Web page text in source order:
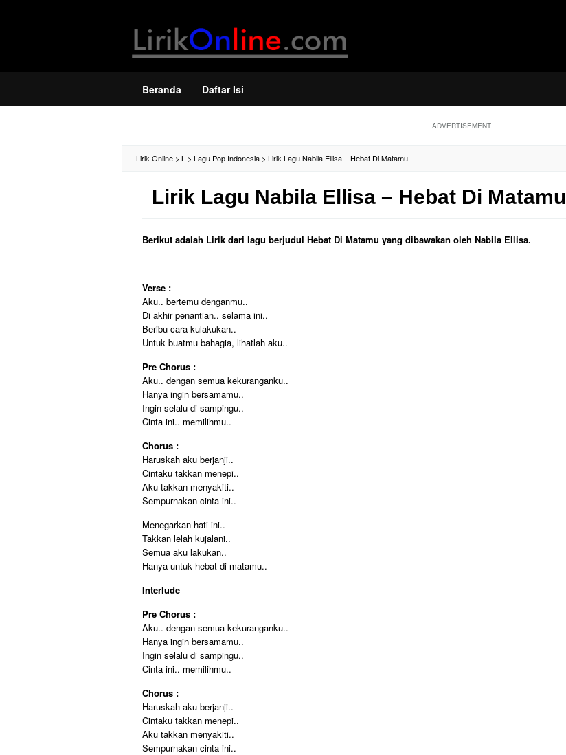
Beranda Daftar Isi
ADVERTISEMENT
Lirik Online > L > Lagu Pop Indonesia > Lirik Lagu Nabila Ellisa – Hebat Di Matamu
Lirik Lagu Nabila Ellisa – Hebat Di Matamu
Berikut adalah Lirik dari lagu berjudul Hebat Di Matamu yang dibawakan oleh Nabila Ellisa.
Verse :
Aku.. bertemu denganmu..
Di akhir penantian.. selama ini..
Beribu cara kulakukan..
Untuk buatmu bahagia, lihatlah aku..
Pre Chorus :
Aku.. dengan semua kekuranganku..
Hanya ingin bersamamu..
Ingin selalu di sampingu..
Cinta ini.. memilihmu..
Chorus :
Haruskah aku berjanji..
Cintaku takkan menepi..
Aku takkan menyakiti..
Sempurnakan cinta ini..
Menegarkan hati ini..
Takkan lelah kujalani..
Semua aku lakukan..
Hanya untuk hebat di matamu..
Interlude
Pre Chorus :
Aku.. dengan semua kekuranganku..
Hanya ingin bersamamu..
Ingin selalu di sampingu..
Cinta ini.. memilihmu..
Chorus :
Haruskah aku berjanji..
Cintaku takkan menepi..
Aku takkan menyakiti..
Sempurnakan cinta ini..